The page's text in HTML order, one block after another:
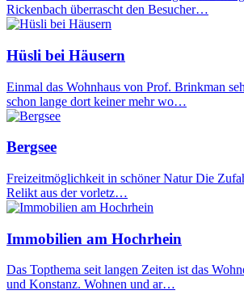
Rickenbach überrascht den Besucher…
Hüsli bei Häusern
Einmal das Wohnhaus von Prof. Brinkman
schon lange dort keiner mehr wo…
Bergsee
Freizeitmöglichkeit in schöner Natur Die
Relikt aus der vorletz…
Immobilien am Hochrhein
Das Topthema seit langen Zeiten ist das
und Konstanz. Wohnen und ar…